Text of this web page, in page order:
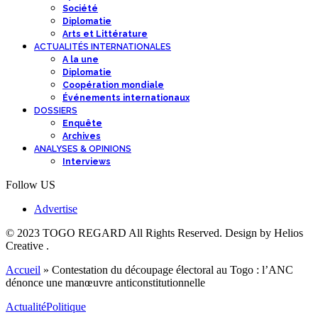
Société
Diplomatie
Arts et Littérature
ACTUALITÉS INTERNATIONALES
A la une
Diplomatie
Coopération mondiale
Événements internationaux
DOSSIERS
Enquête
Archives
ANALYSES & OPINIONS
Interviews
Follow US
Advertise
© 2023 TOGO REGARD All Rights Reserved. Design by Helios
Creative .
Accueil » Contestation du découpage électoral au Togo : l’ANC
dénonce une manœuvre anticonstitutionnelle
ActualitéPolitique